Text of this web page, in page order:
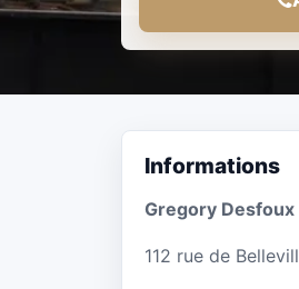
Informations
Gregory Desfoux
112 rue de